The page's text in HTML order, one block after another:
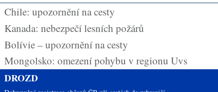
Chile: upozornění na cesty
Kanada: nebezpečí lesních požárů
Bolívie – upozornění na cesty
Mongolsko: omezení pohybu v regionu Uvs
DROZD